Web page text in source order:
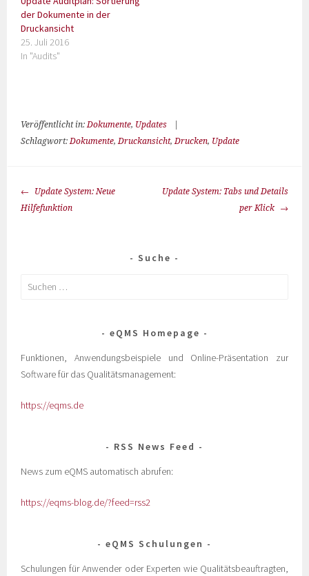
der Dokumente in der
Druckansicht
25. Juli 2016
In "Audits"
Veröffentlicht in:Dokumente, Updates
Schlagwort:Dokumente,Druckansicht,Drucken, Update
Update System: Neue
Hilfefunktion
Update System: Tabs und Details
per Klick
Suche
eQMS Homepage
Funktionen, Anwendungsbeispiele und Online-Präsentation zur
Software für das Qualitätsmanagement:
https://eqms.de
RSS News Feed
News zum eQMS automatisch abrufen:
https://eqms-blog.de/?feed=rss2
eQMS Schulungen
Schulungen für Anwender oder Experten wie Qualitätsbeauftragten,